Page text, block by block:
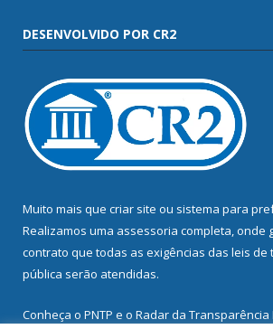
DESENVOLVIDO POR CR2
Muito mais que criar site ou sistema para
Realizamos uma assessoria completa, onde
contrato que todas as exigências das leis de
pública serão atendidas.
Conheça o PNTP e o Radar da Transparência